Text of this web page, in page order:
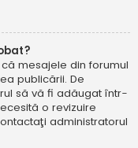
mesajele din forumul
publicării. De
să vă fi adăugat într-
o revizuire
administratorul